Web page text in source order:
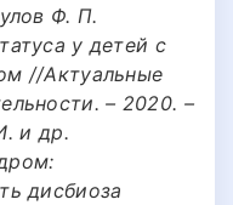
Ф. П.
у детей с
//Актуальные
– 2020. –
и др.
дисбиоза